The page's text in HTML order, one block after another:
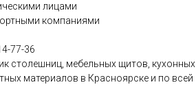
лицами
компаниями
77-36
столешниц, мебельных щитов, кухонных
материалов в Красноярске и по всей